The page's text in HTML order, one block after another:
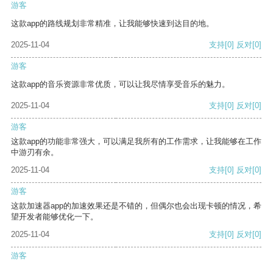
游客
这款app的路线规划非常精准，让我能够快速到达目的地。
2025-11-04 支持[0] 反对[0]
游客
这款app的音乐资源非常优质，可以让我尽情享受音乐的魅力。
2025-11-04 支持[0] 反对[0]
游客
这款app的功能非常强大，可以满足我所有的工作需求，让我能够在工作
中游刃有余。
2025-11-04
支持[0] 反对[0]
游客
这款加速器app的加速效果还是不错的，但偶尔也会出现卡顿的情况，希
望开发者能够优化一下。
2025-11-04
支持[0] 反对[0]
游客